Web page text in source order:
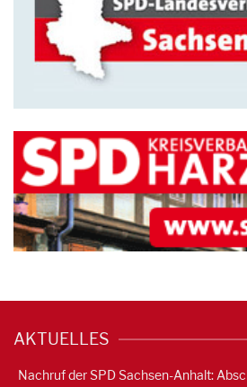
AKTUELLES
Nachruf der SPD Sachsen-Anhalt: